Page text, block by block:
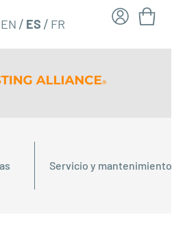
EN ES FR
Servicio y mantenimiento